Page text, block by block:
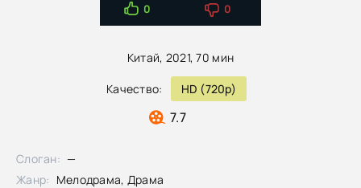
Китай, 2021, 70 мин
Качество: HD (720p)
7.7
0 0
Слоган: —
Жанр: Мелодрама, Драма